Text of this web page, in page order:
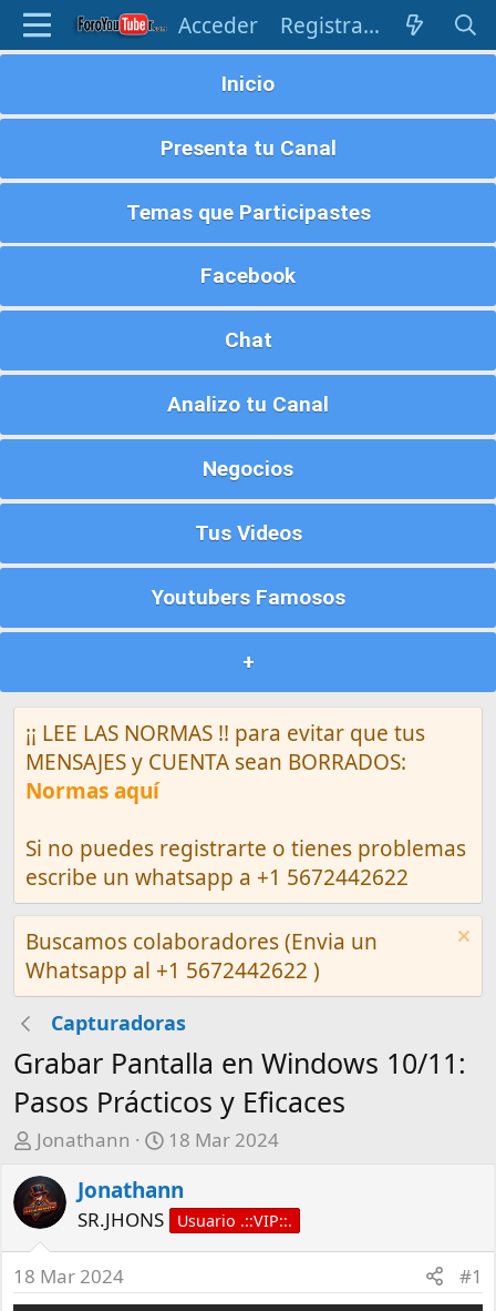
Acceder Registrarse
Inicio
Presenta tu Canal
Temas que Participastes
Facebook
Chat
Analizo tu Canal
Negocios
Tus Videos
Youtubers Famosos
+
¡¡ LEE LAS NORMAS !! para evitar que tus
MENSAJES y CUENTA sean BORRADOS:
Normas aquí
Si no puedes registrarte o tienes problemas
escribe un whatsapp a +1 5672442622
Buscamos colaboradores (Envia un
Whatsapp al +1 5672442622 )
Capturadoras
Grabar Pantalla en Windows 10/11:
Pasos Prácticos y Eficaces
A
t
o
r
Jonathann
F
c
h
a
e
18 Mar 2024
Jonathann
SR.JHONS Usuario .::VIP::.
18 Mar 2024 #1